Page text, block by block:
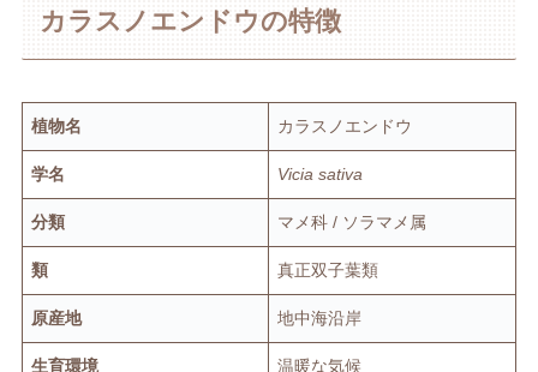
カラスノエンドウの特徴
植物名 カラスノエンドウ
学名 Vicia sativa
分類 マメ科 / ソラマメ属
類 真正双子葉類
原産地 地中海沿岸
生育環境 温暖な気候